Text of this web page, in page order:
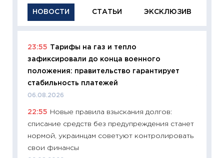
НОВОСТИ СТАТЬИ ЭКСКЛЮЗИВ
23:55
Тарифы на газ и тепло
зафиксировали до конца военного
положения: правительство гарантирует
стабильность платежей
06.08.2026
22:55
Новые правила взыскания долгов:
списание средств без предупреждения станет
нормой, украинцам советуют контролировать
свои финансы